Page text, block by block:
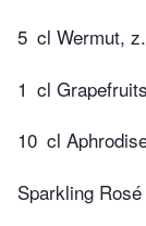
5 cl Wermut,
1 cl
10 cl
Sparkling Rosé